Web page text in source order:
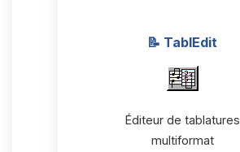
📝 TablEdit
Éditeur de tablatures
multiformat